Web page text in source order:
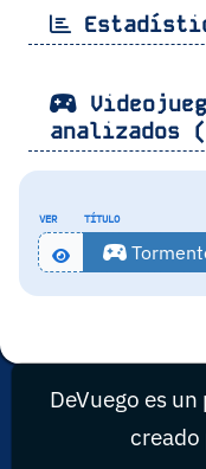
analizados
VER TÍTULO
DeVuego es